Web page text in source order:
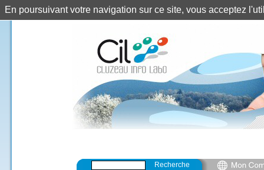
Recherche
En poursuivant votre navigation sur ce site, vous acceptez